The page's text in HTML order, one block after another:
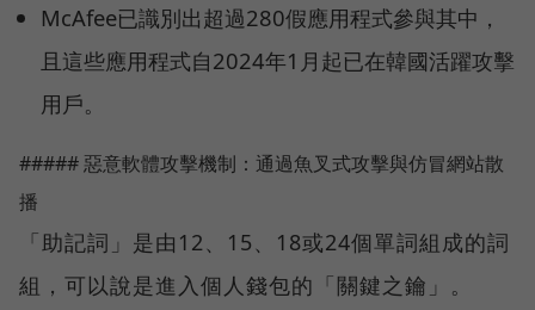
McAfee已識別出超過280假應用程式參與其中，
且這些應用程式自2024年1月起已在韓國活躍攻擊
用戶。
##### 惡意軟體攻擊機制：通過魚叉式攻擊與仿冒網站散
播
「助記詞」是由12、15、18或24個單詞組成的詞
組，可以說是進入個人錢包的「關鍵之鑰」。